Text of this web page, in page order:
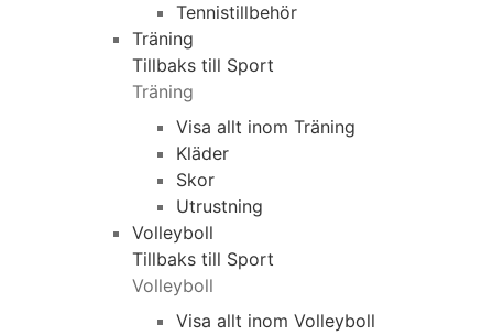
Tennistillbehör
Träning
Tillbaks till Sport
Träning
Visa allt inom Träning
Kläder
Skor
Utrustning
Volleyboll
Tillbaks till Sport
Volleyboll
Visa allt inom Volleyboll